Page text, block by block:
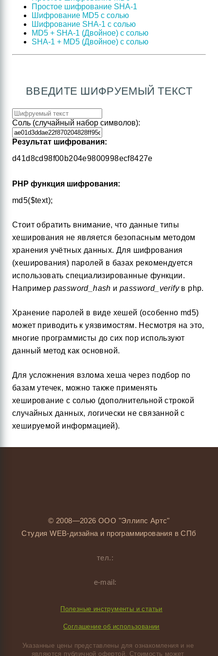
Простое шифрование SHA-1
Шифрование MD5 с солью
Шифрование SHA-1 с солью
MD5 + SHA-1 (Двойное) с солью
SHA-1 + MD5 (Двойное) с солью
ВВЕДИТЕ ШИФРУЕМЫЙ ТЕКСТ
Соль (случайный набор символов):
Результат шифрования:
d41d8cd98f00b204e9800998ecf8427e
PHP функция шифрования:
md5($text);
Стоит обратить внимание, что данные типы
хеширования не является безопасным методом
хранения учётных данных. Для шифрования
(хеширования) паролей в базах рекомендуется
использовать специализированные функции.
Например password_hash иpassword_verifyв php.
Хранение паролей в виде хешей (особенно md5)
может приводить к уязвимостям. Несмотря на это,
многие программисты до сих пор используют
данный метод как основной.
Для усложнения взлома хеша через подбор по
базам утечек, можно также применять
хеширование с солью (дополнительной строкой
случайных данных, логически не связанной с
хешируемой информацией).
© 2008—2026 ООО "Эллипс Артс"
Студия WEB-дизайна и программирования в СПб
тел.:
е-mаil:
Полезные инструменты и статьи
Соглашение об использовании
Указанные цены представлены для ознакомления и не
являются публичной офертой. Стоимость может